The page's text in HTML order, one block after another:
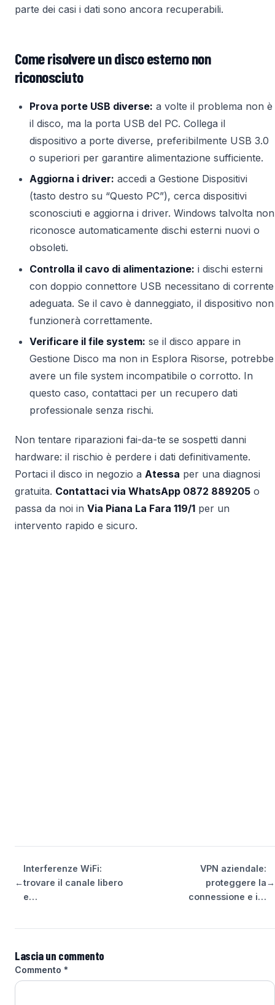
parte dei casi i dati sono ancora recuperabili.
Come risolvere un disco esterno non
riconosciuto
Prova porte USB diverse: a volte il problema non è
il disco, ma la porta USB del PC. Collega il
dispositivo a porte diverse, preferibilmente USB 3.0
o superiori per garantire alimentazione sufficiente.
Aggiorna i driver: accedi a Gestione Dispositivi
(tasto destro su “Questo PC”), cerca dispositivi
sconosciuti e aggiorna i driver. Windows talvolta non
riconosce automaticamente dischi esterni nuovi o
obsoleti.
Controlla il cavo di alimentazione: i dischi esterni
con doppio connettore USB necessitano di corrente
adeguata. Se il cavo è danneggiato, il dispositivo non
funzionerà correttamente.
Verificare il file system: se il disco appare in
Gestione Disco ma non in Esplora Risorse, potrebbe
avere un file system incompatibile o corrotto. In
questo caso, contattaci per un recupero dati
professionale senza rischi.
Non tentare riparazioni fai-da-te se sospetti danni
hardware: il rischio è perdere i dati definitivamente.
Portaci il disco in negozio a Atessa per una diagnosi
gratuita. Contattaci via WhatsApp 0872 889205 o
passa da noi in Via Piana La Fara 119/1 per un
intervento rapido e sicuro.
←
Interferenze WiFi:
trovare il canale libero
e…
VPN aziendale:
proteggere la
connessione e i…
→
Lascia un commento
Commento *